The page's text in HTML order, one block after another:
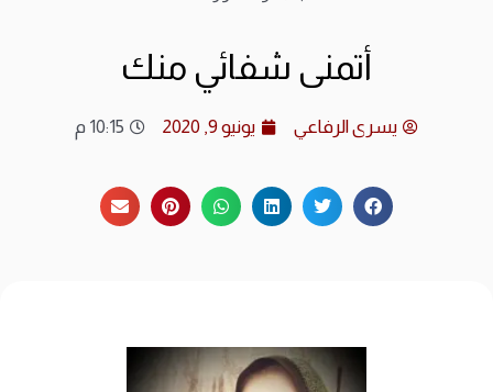
أتمنى شفائي منك
يسرى الرفاعي يونيو 9, 2020 10:15 م